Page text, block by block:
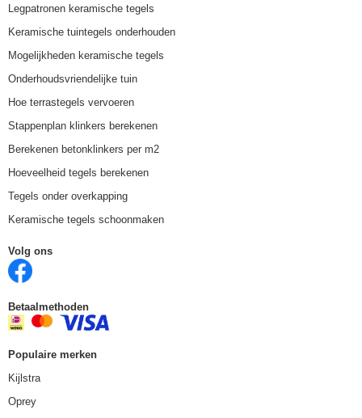
Legpatronen keramische tegels
Keramische tuintegels onderhouden
Mogelijkheden keramische tegels
Onderhoudsvriendelijke tuin
Hoe terrastegels vervoeren
Stappenplan klinkers berekenen
Berekenen betonklinkers per m2
Hoeveelheid tegels berekenen
Tegels onder overkapping
Keramische tegels schoonmaken
Volg ons
Betaalmethoden
Populaire merken
Kijlstra
Oprey